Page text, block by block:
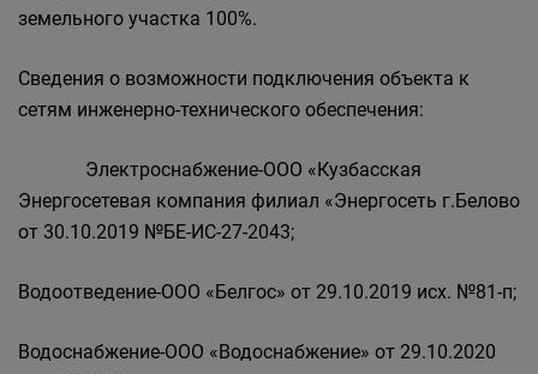
земельного участка 100%.
Сведения о возможности подключения объекта к
сетям инженерно-технического обеспечения:
Электроснабжение-ООО «Кузбасская
Энергосетевая компания филиал «Энергосеть г.Белово
от 30.10.2019 №БЕ-ИС-27-2043;
Водоотведение-ООО «Белгос» от 29.10.2019 исх. №81-п;
Водоснабжение-ООО «Водоснабжение» от 29.10.2020